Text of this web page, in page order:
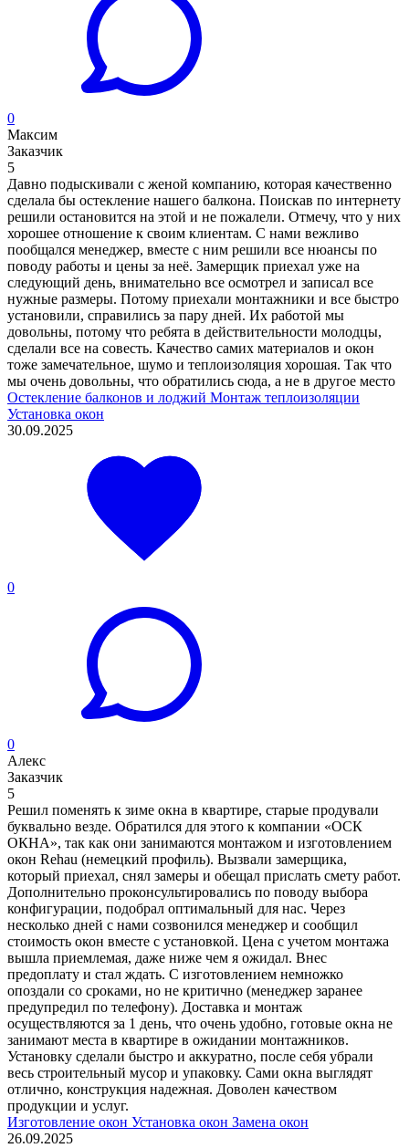
0
Максим
Заказчик
5
Давно подыскивали с женой компанию, которая качественно
сделала бы остекление нашего балкона. Поискав по интернету
решили остановится на этой и не пожалели. Отмечу, что у них
хорошее отношение к своим клиентам. С нами вежливо
пообщался менеджер, вместе с ним решили все нюансы по
поводу работы и цены за неё. Замерщик приехал уже на
следующий день, внимательно все осмотрел и записал все
нужные размеры. Потому приехали монтажники и все быстро
установили, справились за пару дней. Их работой мы
довольны, потому что ребята в действительности молодцы,
сделали все на совесть. Качество самих материалов и окон
тоже замечательное, шумо и теплоизоляция хорошая. Так что
мы очень довольны, что обратились сюда, а не в другое место
Остекление балконов и лоджий Монтаж теплоизоляции
Установка окон
30.09.2025
0
0
Алекс
Заказчик
5
Решил поменять к зиме окна в квартире, старые продували
буквально везде. Обратился для этого к компании «ОСК
ОКНА», так как они занимаются монтажом и изготовлением
окон Rehau (немецкий профиль). Вызвали замерщика,
который приехал, снял замеры и обещал прислать смету работ.
Дополнительно проконсультировались по поводу выбора
конфигурации, подобрал оптимальный для нас. Через
несколько дней с нами созвонился менеджер и сообщил
стоимость окон вместе с установкой. Цена с учетом монтажа
вышла приемлемая, даже ниже чем я ожидал. Внес
предоплату и стал ждать. С изготовлением немножко
опоздали со сроками, но не критично (менеджер заранее
предупредил по телефону). Доставка и монтаж
осуществляются за 1 день, что очень удобно, готовые окна не
занимают места в квартире в ожидании монтажников.
Установку сделали быстро и аккуратно, после себя убрали
весь строительный мусор и упаковку. Сами окна выглядят
отлично, конструкция надежная. Доволен качеством
продукции и услуг.
Изготовление окон Установка окон Замена окон
26.09.2025